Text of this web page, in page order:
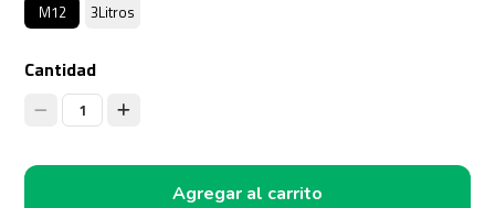
M12 3Litros
Cantidad
1
Agregar al carrito